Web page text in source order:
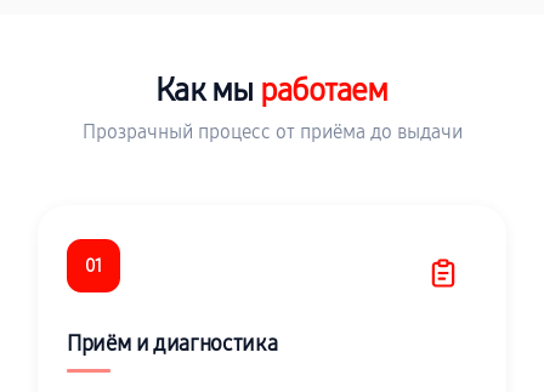
Как мы работаем
Прозрачный процесс от приёма до выдачи
01
Приём и диагностика